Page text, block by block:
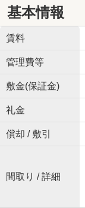
基本情報
賃料
管理費等
敷金(保証金)
礼金
償却 / 敷引
間取り / 詳細